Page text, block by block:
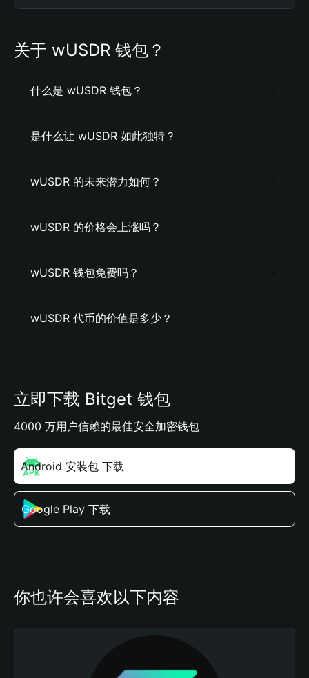
关于 wUSDR 钱包？
什么是 wUSDR 钱包？
是什么让 wUSDR 如此独特？
wUSDR 的未来潜力如何？
wUSDR 的价格会上涨吗？
wUSDR 钱包免费吗？
wUSDR 代币的价值是多少？
立即下载 Bitget 钱包
4000 万用户信赖的最佳安全加密钱包
Android 安装包 下载
Google Play 下载
你也许会喜欢以下内容